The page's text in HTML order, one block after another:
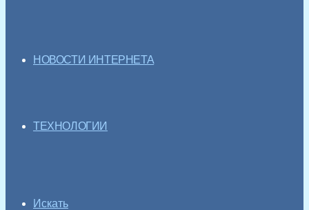
НОВОСТИ ИНТЕРНЕТА
ТЕХНОЛОГИИ
Искать